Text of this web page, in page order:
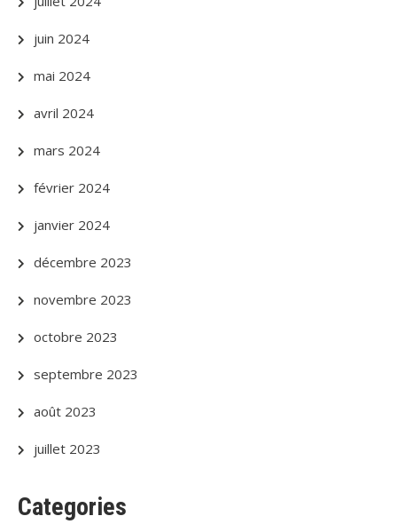
juin 2024
mai 2024
avril 2024
mars 2024
février 2024
janvier 2024
décembre 2023
novembre 2023
octobre 2023
septembre 2023
août 2023
juillet 2023
Categories